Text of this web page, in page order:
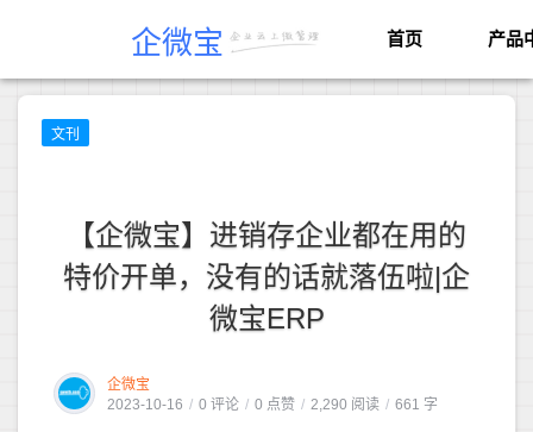
企微宝 首页 产品
文刊
【企微宝】进销存企业都在用的
特价开单，没有的话就落伍啦|企
微宝ERP
企微宝
2023-10-16 / 0 评论 / 0 点赞 / 2,290 阅读 / 661 字